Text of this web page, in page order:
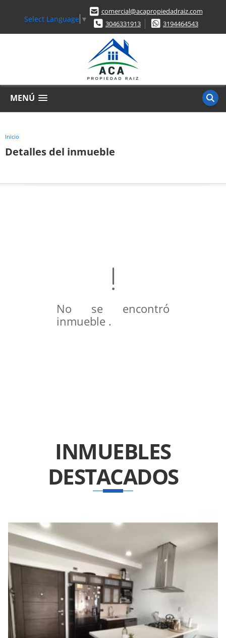
Select Language ▼
comercial@acapropiedadraiz.com
3046331913
3194464543
MENÚ
Inicio
Detalles del inmueble
No se encontró
inmueble .
INMUEBLES
DESTACADOS